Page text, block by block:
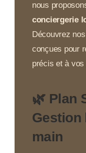
nous
conciergerie
Découvrez
conçues pour
précis et à
🌿 Plan
Gestion
main